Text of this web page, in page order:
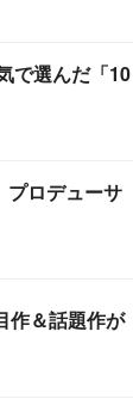
で選んだ「10
プロデューサ
作＆話題作が